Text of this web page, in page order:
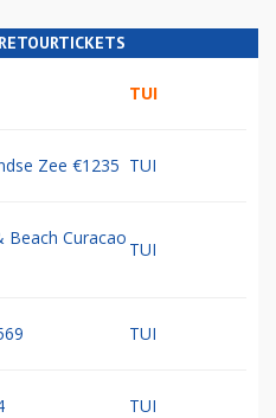
TUI
Zee €1235 TUI
Beach Curacao
TUI
TUI
TUI